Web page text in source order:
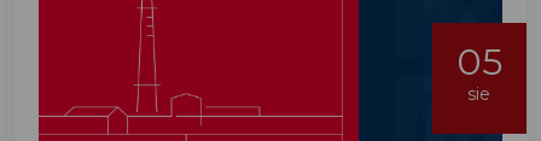
05
sie